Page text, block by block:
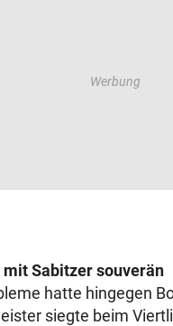
Sabitzer souverän
hatte hingegen
siegte beim